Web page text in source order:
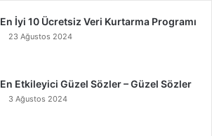
En İyi 10 Ücretsiz Veri Kurtarma Programı
23 Ağustos 2024
En Etkileyici Güzel Sözler – Güzel Sözler
3 Ağustos 2024